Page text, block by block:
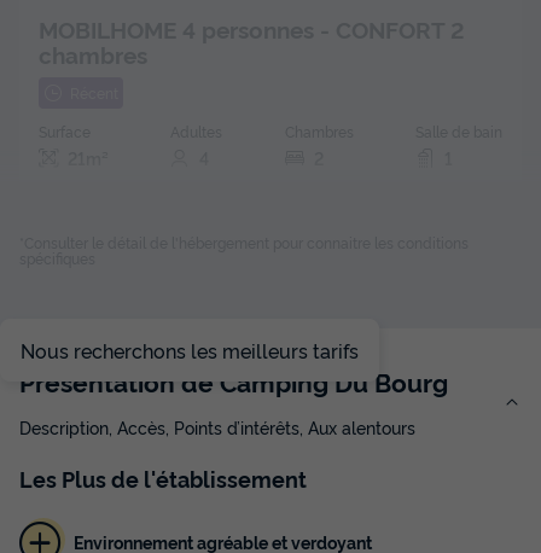
du04/09/2026au11/09/2026
Modifier les dates
945 €
Nous recherchons les meilleurs tarifs
Présentation de Camping Du Bourg
Description, Accès, Points d’intérêts, Aux alentours
Les Plusde l'établissement
Environnement agréable et verdoyant